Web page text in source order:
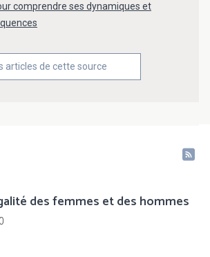
comprendre ses dynamiques et
articles de cette source
des femmes et des hommes